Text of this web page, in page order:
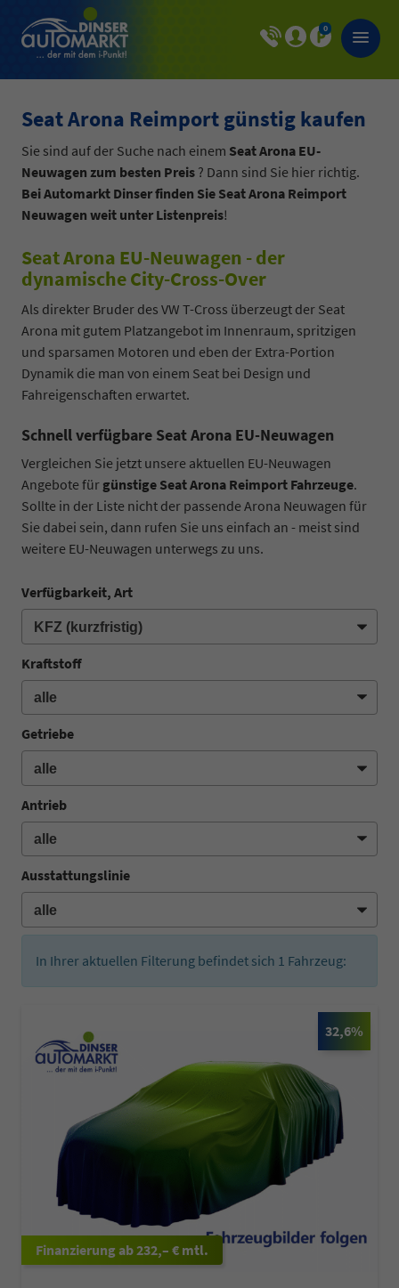
0
Seat Arona Reimport günstig kaufen
Sie sind auf der Suche nach einem Seat Arona EU-
Neuwagen zum besten Preis ? Dann sind Sie hier richtig.
Bei Automarkt Dinser finden Sie Seat Arona Reimport
Neuwagen weit unter Listenpreis!
Seat Arona EU-Neuwagen - der
dynamische City-Cross-Over
Als direkter Bruder des VW T-Cross überzeugt der Seat
Arona mit gutem Platzangebot im Innenraum, spritzigen
und sparsamen Motoren und eben der Extra-Portion
Dynamik die man von einem Seat bei Design und
Fahreigenschaften erwartet.
Schnell verfügbare Seat Arona EU-Neuwagen
Vergleichen Sie jetzt unsere aktuellen EU-Neuwagen
Angebote für günstige Seat Arona Reimport Fahrzeuge.
Sollte in der Liste nicht der passende Arona Neuwagen für
Sie dabei sein, dann rufen Sie uns einfach an - meist sind
weitere EU-Neuwagen unterwegs zu uns.
Verfügbarkeit, Art
Kraftstoff
Getriebe
Antrieb
Ausstattungslinie
In Ihrer aktuellen Filterung befindet sich 1 Fahrzeug:
32,6%
ab 232,– € mtl.